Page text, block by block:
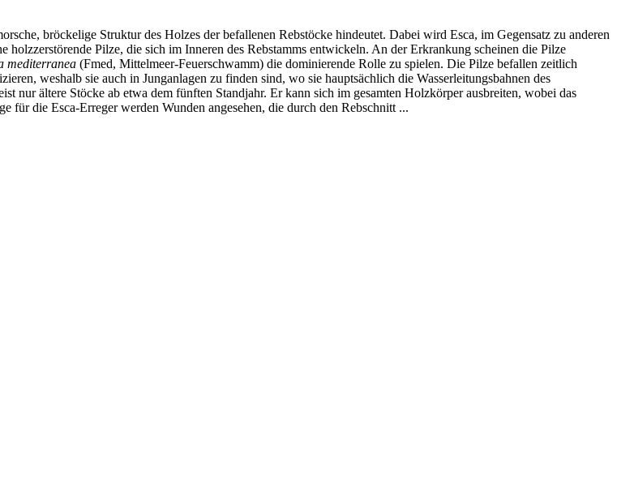
bröckelige Struktur des Holzes der befallenen Rebstöcke hindeutet. Dabei wird Esca, im Gegensatz zu anderen
Pilze, die sich im Inneren des Rebstamms entwickeln. An der Erkrankung scheinen die Pilze
mediterranea (Fmed, Mittelmeer-Feuerschwamm) die dominierende Rolle zu spielen. Die Pilze befallen zeitlich
weshalb sie auch in Junganlagen zu finden sind, wo sie hauptsächlich die Wasserleitungsbahnen des
nur ältere Stöcke ab etwa dem fünften Standjahr. Er kann sich im gesamten Holzkörper ausbreiten, wobei das
die Esca-Erreger werden Wunden angesehen, die durch den Rebschnitt ...